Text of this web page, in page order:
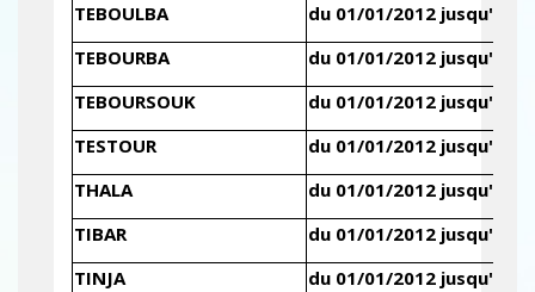
TEBOULBA
du 01/01/2012 jusqu'au
TEBOURBA
du 01/01/2012 jusqu'au
TEBOURSOUK
du 01/01/2012 jusqu'au
TESTOUR
du 01/01/2012 jusqu'au
THALA
du 01/01/2012 jusqu'au
TIBAR
du 01/01/2012 jusqu'au
TINJA
du 01/01/2012 jusqu'au